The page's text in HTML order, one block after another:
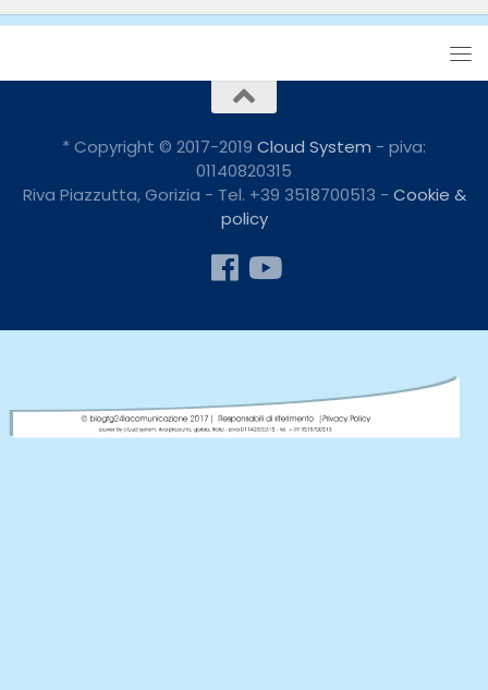
* Copyright © 2017-2019 Cloud System - piva:
01140820315
Riva Piazzutta, Gorizia - Tel. +39 3518700513 - Cookie &
policy